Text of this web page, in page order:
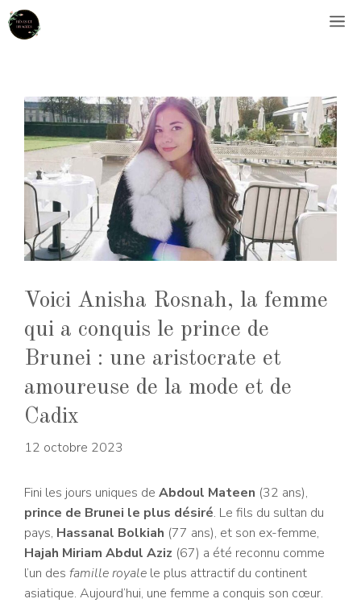
Aller
au
Voici Anisha Rosnah, la femme
qui a conquis le prince de
Brunei : une aristocrate et
amoureuse de la mode et de
Cadix
12 octobre 2023
Fini les jours uniques de Abdoul Mateen (32 ans),
prince de Brunei le plus désiré. Le fils du sultan du
pays, Hassanal Bolkiah (77 ans), et son ex-femme,
Hajah Miriam Abdul Aziz (67) a été reconnu comme
l’un des famille royale le plus attractif du continent
asiatique. Aujourd’hui, une femme a conquis son cœur.